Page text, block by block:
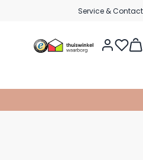
Service & Contact